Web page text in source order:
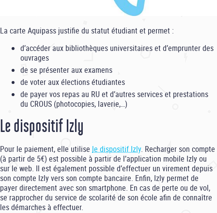
La carte Aquipass justifie du statut étudiant et permet :
d’accéder aux bibliothèques universitaires et d’emprunter des
ouvrages
de se présenter aux examens
de voter aux élections étudiantes
de payer vos repas au RU et d’autres services et prestations
du CROUS (photocopies, laverie,…)
Le dispositif Izly
Pour le paiement, elle utilise le dispositif Izly. Recharger son compte
(à partir de 5€) est possible à partir de l’application mobile Izly ou
sur le web. Il est également possible d’effectuer un virement depuis
son compte Izly vers son compte bancaire. Enfin, Izly permet de
payer directement avec son smartphone. En cas de perte ou de vol,
se rapprocher du service de scolarité de son école afin de connaître
les démarches à effectuer.